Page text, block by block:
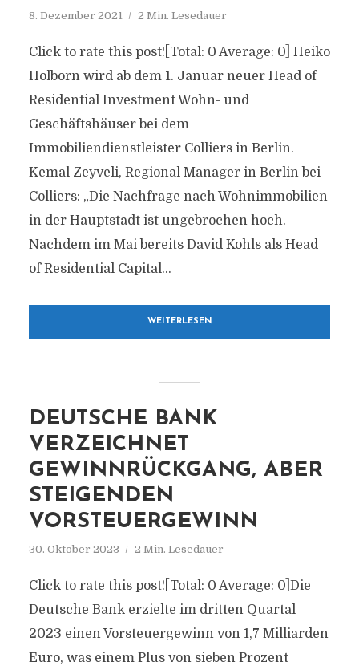
8. Dezember 2021 2 Min. Lesedauer
Click to rate this post![Total: 0 Average: 0] Heiko
Holborn wird ab dem 1. Januar neuer Head of
Residential Investment Wohn- und
Geschäftshäuser bei dem
Immobiliendienstleister Colliers in Berlin.
Kemal Zeyveli, Regional Manager in Berlin bei
Colliers: „Die Nachfrage nach Wohnimmobilien
in der Hauptstadt ist ungebrochen hoch.
Nachdem im Mai bereits David Kohls als Head
of Residential Capital...
WEITERLESEN
DEUTSCHE BANK
VERZEICHNET
GEWINNRÜCKGANG, ABER
STEIGENDEN
VORSTEUERGEWINN
30. Oktober 2023 2 Min. Lesedauer
Click to rate this post![Total: 0 Average: 0]Die
Deutsche Bank erzielte im dritten Quartal
2023 einen Vorsteuergewinn von 1,7 Milliarden
Euro, was einem Plus von sieben Prozent